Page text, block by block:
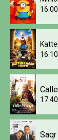
16:00
16:10
17:40